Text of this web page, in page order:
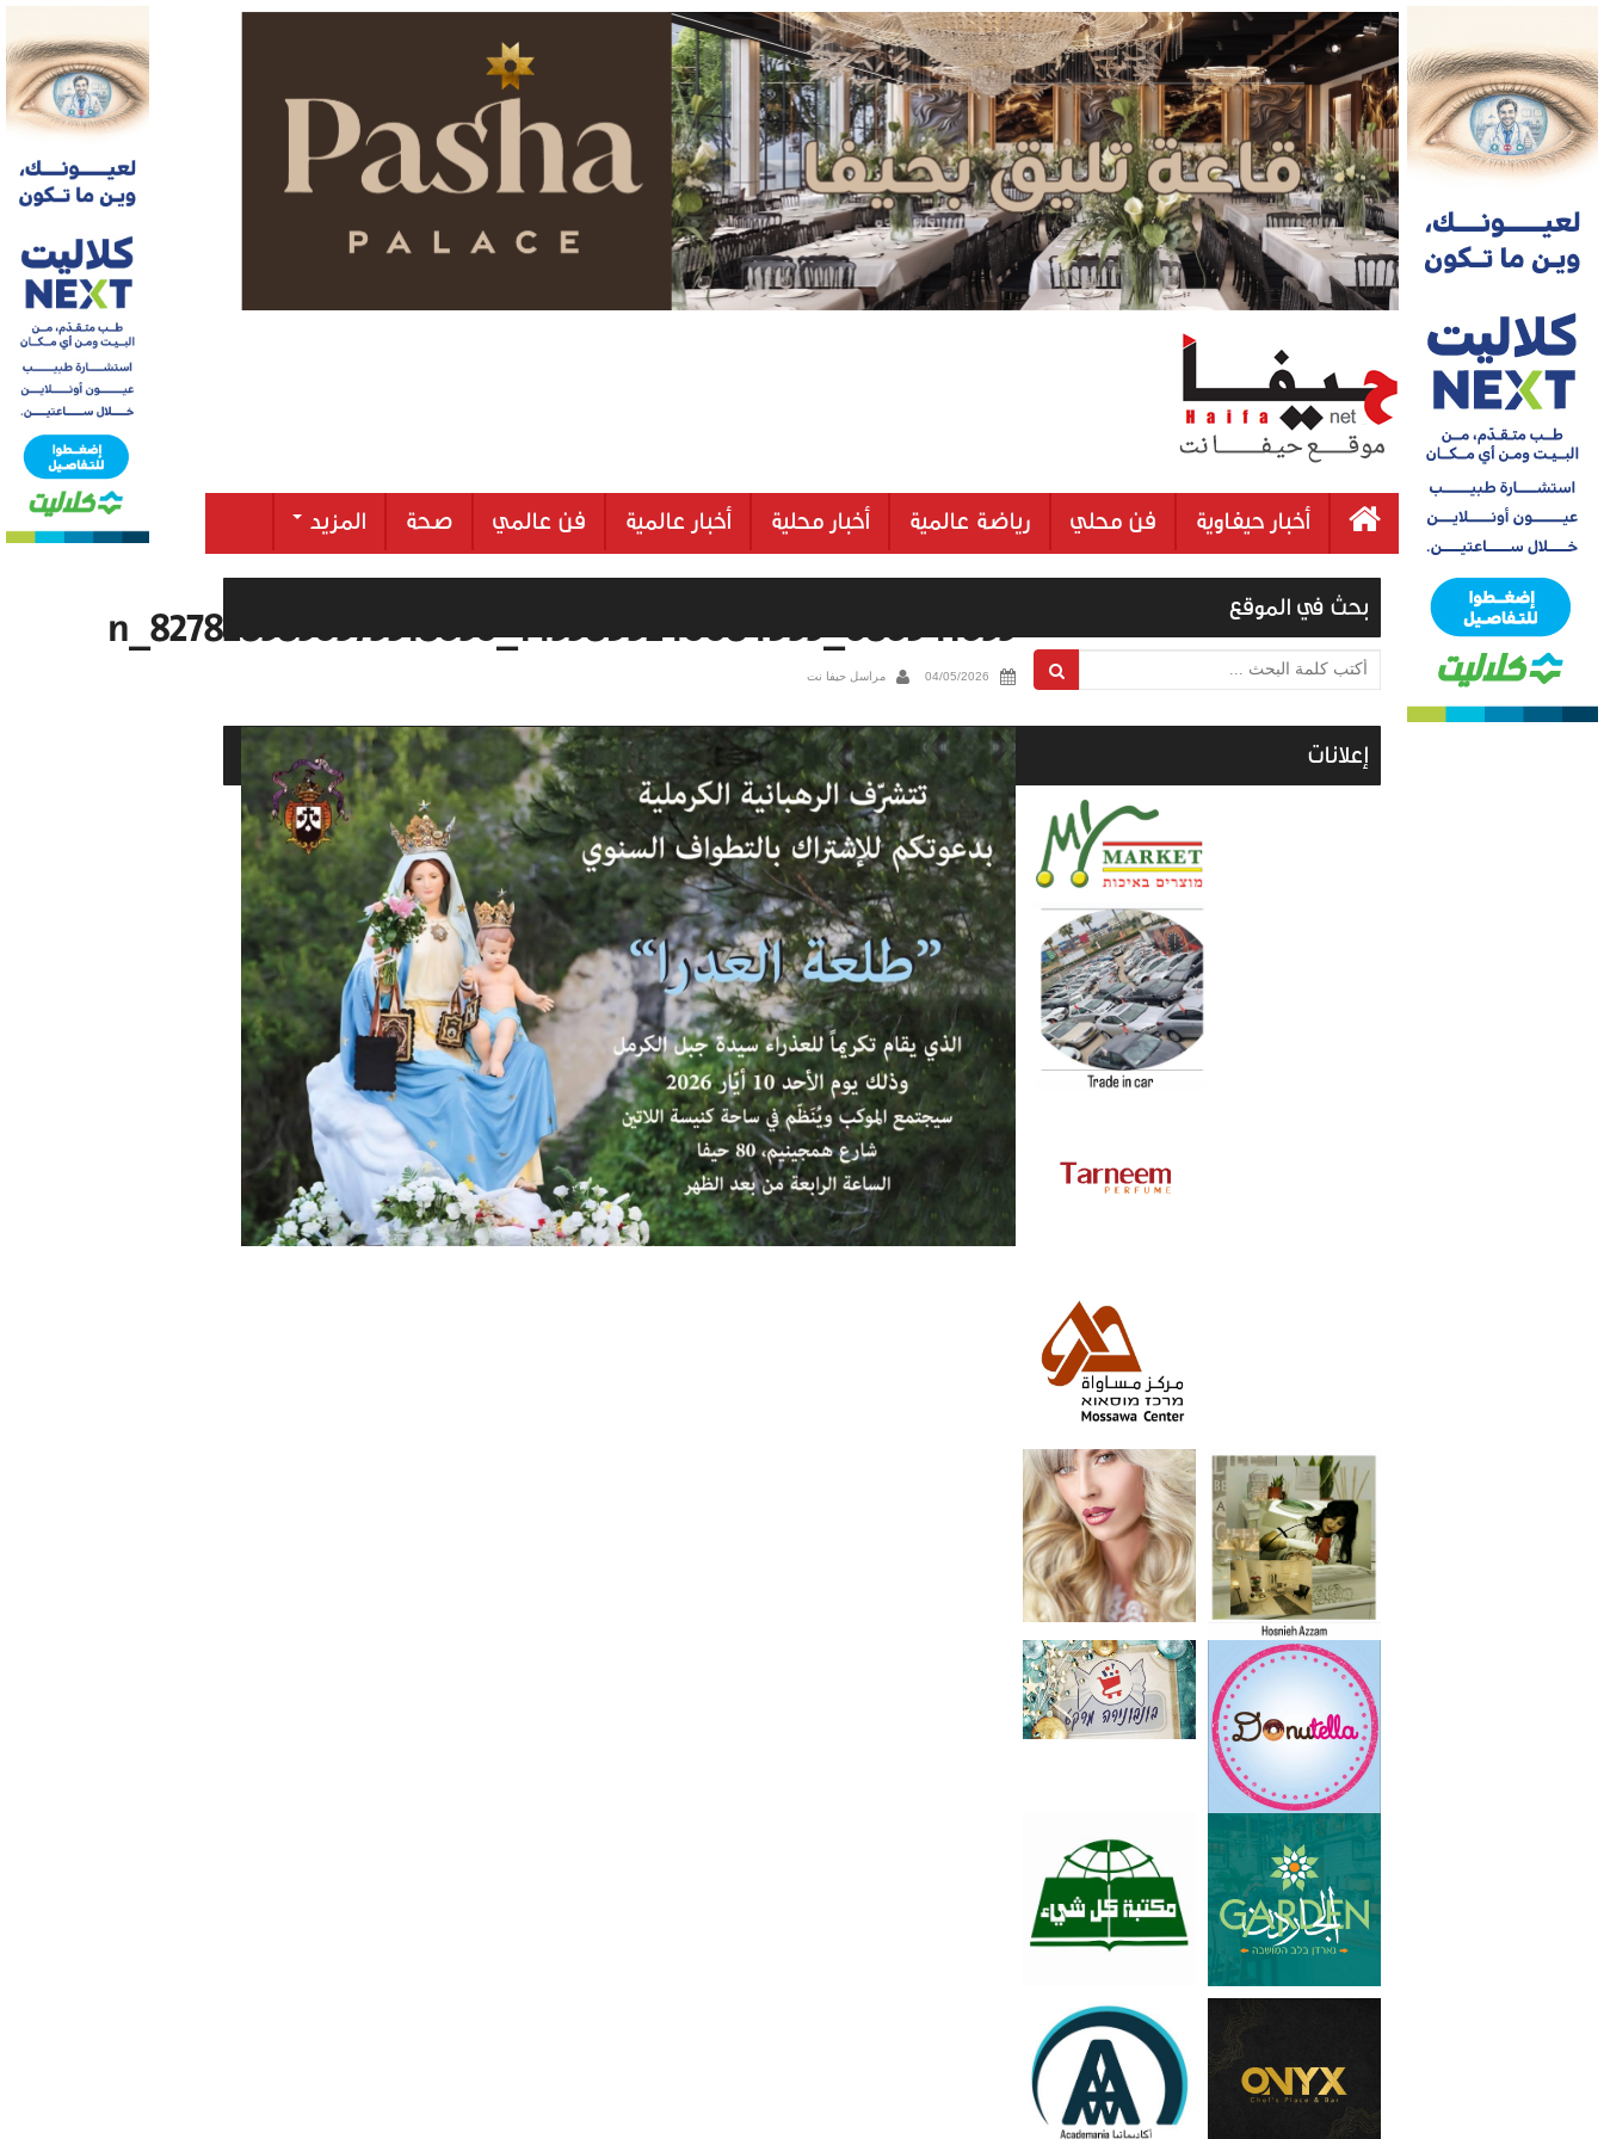
أخبار حيفاوية فن محلي رياضة عالمية أخبار محلية أخبار عالمية فن عالمي صحة المزيد
686941653_1453893240084933_8278285850373318650_n
04/05/2026 مراسل حيفا نت
بحث في الموقع
أكتب كلمة البحث ...
إعلانات